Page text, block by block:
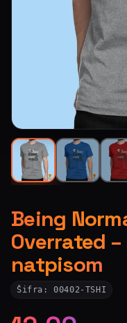
Being
Overrated
natpisom
Šifra:00402-TSHI